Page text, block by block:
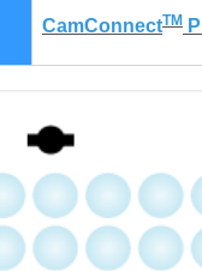
CamConnectTM